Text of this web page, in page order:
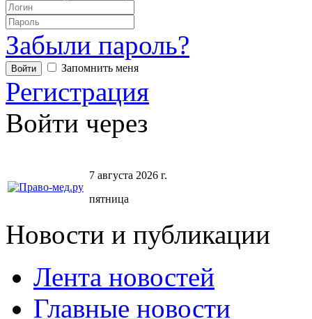
Забыли пароль?
Запомнить меня
Регистрация
Войти через
7 августа 2026 г.
пятница
Новости и публикации
Лента новостей
Главные новости